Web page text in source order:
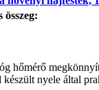
összeg:
hőmérő
nyele által